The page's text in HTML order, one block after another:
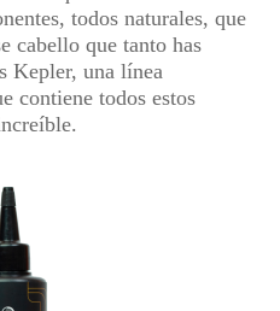
todos naturales, que
cabello que tanto has
Kepler, una línea
contiene todos estos